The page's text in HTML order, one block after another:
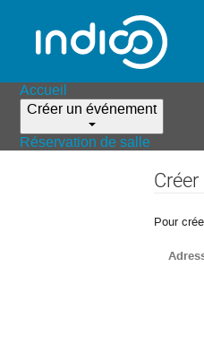
Accueil
Créer un événement
Réservation de salle
Pour